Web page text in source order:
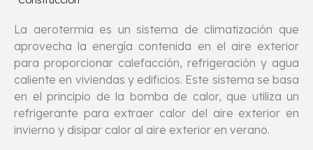
La aerotermia es un sistema de climatización que
aprovecha la energía contenida en el aire exterior
para proporcionar calefacción, refrigeración y agua
caliente en viviendas y edificios. Este sistema se basa
en el principio de la bomba de calor, que utiliza un
refrigerante para extraer calor del aire exterior en
invierno y disipar calor al aire exterior en verano.